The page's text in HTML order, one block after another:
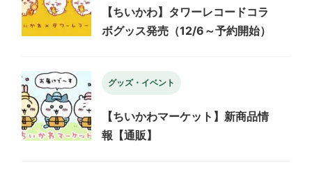
【ちいかわ】タワーレコードコラ
ボグッス発売（12/6～予約開始）
グッズ・イベント
【ちいかわマーケット】新商品情
報【通販】